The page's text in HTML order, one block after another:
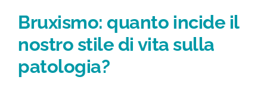
Dicono di noi
Bruxismo: quanto incide il
nostro stile di vita sulla
patologia?